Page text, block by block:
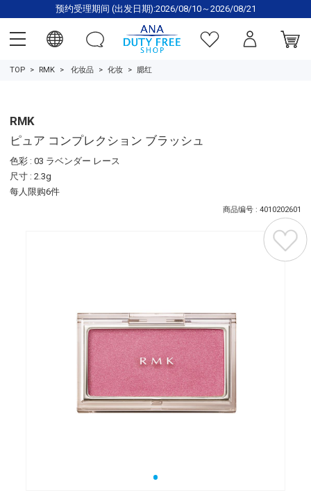
预约受理期间 (出发日期):2026/08/10～2026/08/21
TOP RMK 化妆品 化妆 腮红
RMK
ピュア コンプレクション ブラッシュ
色彩 : 03 ラベンダー レース
尺寸 : 2.3g
每人限购6件
商品编号 : 4010202601